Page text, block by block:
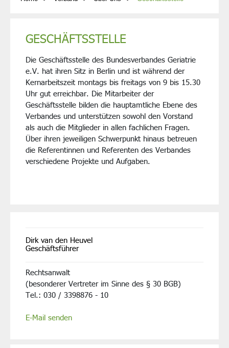
GESCHÄFTSSTELLE
Die Geschäftsstelle des Bundesverbandes Geriatrie
e.V. hat ihren Sitz in Berlin und ist während der
Kernarbeitszeit montags bis freitags von 9 bis 15.30
Uhr gut erreichbar. Die Mitarbeiter der
Geschäftsstelle bilden die hauptamtliche Ebene des
Verbandes und unterstützen sowohl den Vorstand
als auch die Mitglieder in allen fachlichen Fragen.
Über ihren jeweiligen Schwerpunkt hinaus betreuen
die Referentinnen und Referenten des Verbandes
verschiedene Projekte und Aufgaben.
Dirk van den Heuvel
Geschäftsführer
Rechtsanwalt
(besonderer Vertreter im Sinne des § 30 BGB)
Tel.: 030 / 3398876 - 10
E-Mail senden